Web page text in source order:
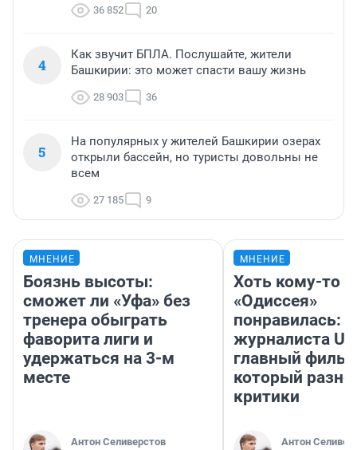
36 852 20
4
Как звучит БПЛА. Послушайте, жители
Башкирии: это может спасти вашу жизнь
28 903 36
5
На популярных у жителей Башкирии озерах
открыли бассейн, но туристы довольны не
всем
27 185 9
МНЕНИЕ
Боязнь высоты:
сможет ли «Уфа» без
тренера обыграть
фаворита лиги и
удержаться на 3-м
месте
Антон Селиверстов
МНЕНИЕ
Хоть кому-то
«Одиссея»
понравилась:
журналиста
главный
который
критики
Антон